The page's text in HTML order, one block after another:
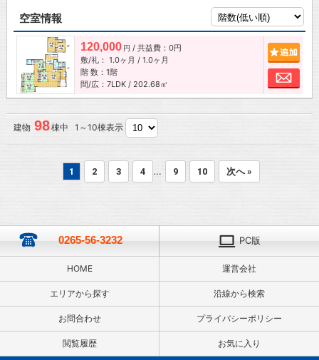
空室情報
120,000 円 / 共益費：0円
敷/礼： 1.0ヶ月 / 1.0ヶ月
階 数：1階
間/広：7LDK / 202.68㎡
お
建物 98棟中 1～10棟表示
1 2 3 4 ... 9 10 次へ »
0265-56-3232 PC版
HOME 運営会社
エリアから探す 沿線から検索
お問合わせ プライバシーポリシー
閲覧履歴 お気に入り